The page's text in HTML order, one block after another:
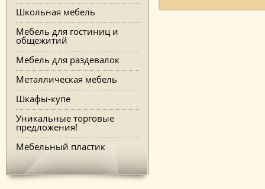
Школьная мебель
Мебель для гостиниц и
общежитий
Мебель для раздевалок
Металлическая мебель
Шкафы-купе
Уникальные торговые
предложения!
Мебельный пластик